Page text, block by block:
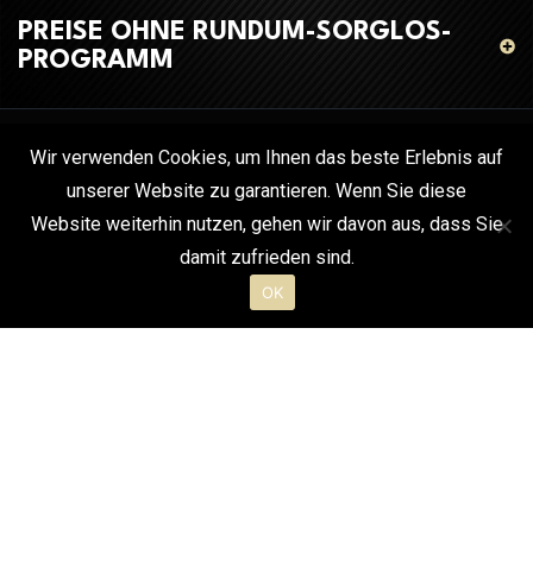
PREISE OHNE RUNDUM-SORGLOS-
PROGRAMM
Wir verwenden Cookies, um Ihnen das beste Erlebnis auf
unserer Website zu garantieren. Wenn Sie diese
Website weiterhin nutzen, gehen wir davon aus, dass Sie
damit zufrieden sind.
OK